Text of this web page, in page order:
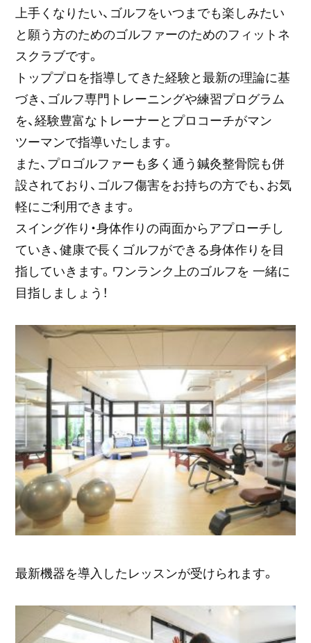
上手くなりたい、ゴルフをいつまでも楽しみたい
と願う方のためのゴルファーのためのフィットネ
スクラブです。
トッププロを指導してきた経験と最新の理論に基
づき、ゴルフ専門トレーニングや練習プログラム
を、経験豊富なトレーナーとプロコーチがマン
ツーマンで指導いたします。
また、プロゴルファーも多く通う鍼灸整骨院も併
設されており、ゴルフ傷害をお持ちの方でも、お気
軽にご利用できます。
スイング作り・身体作りの両面からアプローチし
ていき、健康で長くゴルフができる身体作りを目
指していきます。ワンランク上のゴルフを 一緒に
目指しましょう！
最新機器を導入したレッスンが受けられます。